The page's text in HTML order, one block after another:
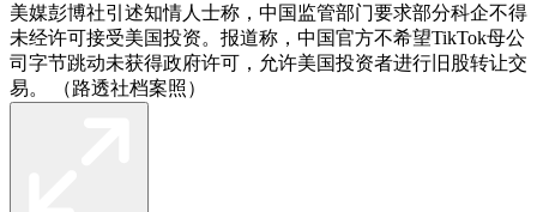
美媒彭博社引述知情人士称，中国监管部门要求部分科企不得
未经许可接受美国投资。报道称，中国官方不希望TikTok母公
司字节跳动未获得政府许可，允许美国投资者进行旧股转让交
易。 （路透社档案照）